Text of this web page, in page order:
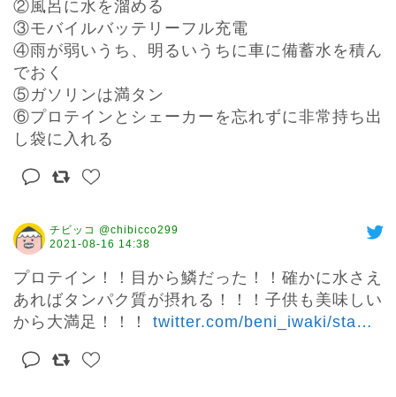
②風呂に水を溜める
③モバイルバッテリーフル充電
④雨が弱いうち、明るいうちに車に備蓄水を積ん
でおく
⑤ガソリンは満タン
⑥プロテインとシェーカーを忘れずに非常持ち出
し袋に入れる
チビッコ @chibicco299
2021-08-16 14:38
プロテイン！！目から鱗だった！！確かに水さえ
あればタンパク質が摂れる！！！子供も美味しい
から大満足！！！ twitter.com/beni_iwaki/sta…